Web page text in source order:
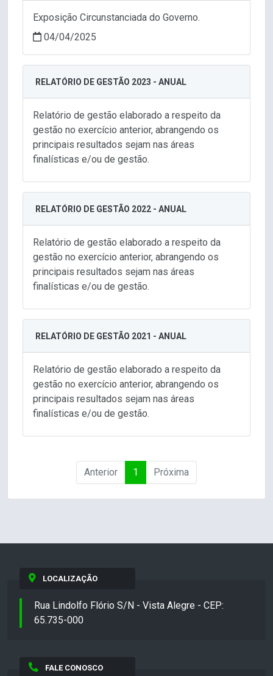
Exposição Circunstanciada do Governo.
04/04/2025
RELATÓRIO DE GESTÃO 2023 - ANUAL
Relatório de gestão elaborado a respeito da
gestão no exercício anterior, abrangendo os
principais resultados sejam nas áreas
finalísticas e/ou de gestão.
RELATÓRIO DE GESTÃO 2022 - ANUAL
Relatório de gestão elaborado a respeito da
gestão no exercício anterior, abrangendo os
principais resultados sejam nas áreas
finalísticas e/ou de gestão.
RELATÓRIO DE GESTÃO 2021 - ANUAL
Relatório de gestão elaborado a respeito da
gestão no exercício anterior, abrangendo os
principais resultados sejam nas áreas
finalísticas e/ou de gestão.
Anterior 1 Próxima
LOCALIZAÇÃO
Rua Lindolfo Flório S/N - Vista Alegre - CEP:
65.735-000
FALE CONOSCO